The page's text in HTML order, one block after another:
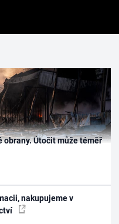
obrany. Útočit může téměř
nakupujeme v